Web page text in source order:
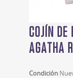
COJÍN
AGATHA
Condición